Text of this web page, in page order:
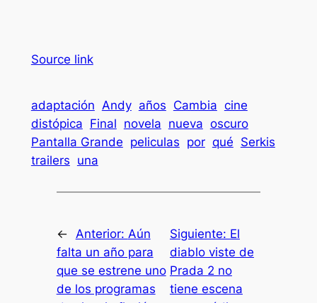
Source link
adaptación Andy años Cambia cine
distópica Final novela nueva oscuro
Pantalla Grande peliculas por qué Serkis
trailers una
← Anterior: Aún
falta un año para
que se estrene uno
de los programas
Siguiente: El
diablo viste de
Prada 2 no
tiene escena